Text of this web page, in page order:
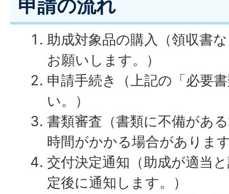
申請の流れ
助成対象品の購入（領収書
お願いします。）
申請手続き（上記の「必要
い。）
書類審査（書類に不備があ
時間がかかる場合がありま
交付決定通知（助成が適当
定後に通知します。）